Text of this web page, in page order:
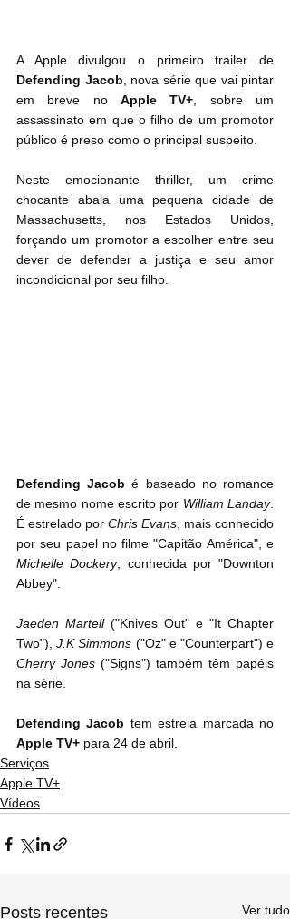
Defending Jacob , nova série que vai pintar
em breve no Apple TV+ , sobre um
assassinato em que o filho de um promotor
público é preso como o principal suspeito.
Neste emocionante thriller, um crime
chocante abala uma pequena cidade de
Massachusetts, nos Estados Unidos,
forçando um promotor a escolher entre seu
dever de defender a justiça e seu amor
incondicional por seu filho.
Defending Jacob é baseado no romance
de mesmo nome escrito por William Landay.
É estrelado por Chris Evans, mais conhecido
Michelle Dockery, conhecida por "Downton
Abbey".
Jaeden Martell ("Knives Out" e "It Chapter
Two"), J.K Simmons
Cherry Jones ("Signs") também têm papéis
na série.
Defending Jacob
Apple TV+ para 24 de abril.
Serviços
Apple TV+
Vídeos
Posts recentes Ver tudo